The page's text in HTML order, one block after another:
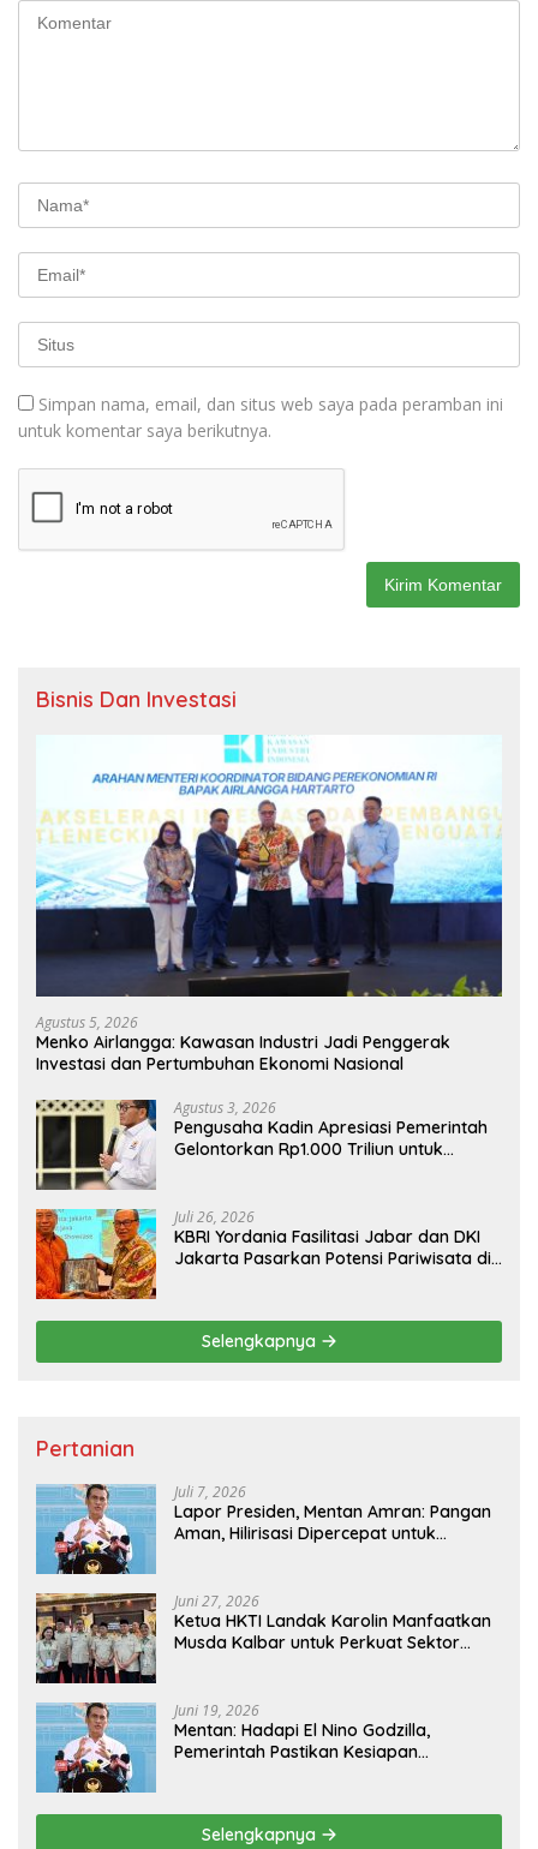
Simpan nama, email, dan situs web saya pada peramban ini
untuk komentar saya berikutnya.
Bisnis Dan Investasi
Agustus 5, 2026
Menko Airlangga: Kawasan Industri Jadi Penggerak
Investasi dan Pertumbuhan Ekonomi Nasional
Agustus 3, 2026
Pengusaha Kadin Apresiasi Pemerintah
Gelontorkan Rp1.000 Triliun untuk
Juli 26, 2026
KBRI Yordania Fasilitasi Jabar dan DKI
Jakarta Pasarkan Potensi Pariwisata di
Selengkapnya
Pertanian
Juli 7, 2026
Lapor Presiden, Mentan Amran: Pangan
Aman, Hilirisasi Dipercepat untuk
Juni 27, 2026
Ketua HKTI Landak Karolin Manfaatkan
Musda Kalbar untuk Perkuat Sektor
Juni 19, 2026
Mentan: Hadapi El Nino Godzilla,
Pemerintah Pastikan Kesiapan
Selengkapnya